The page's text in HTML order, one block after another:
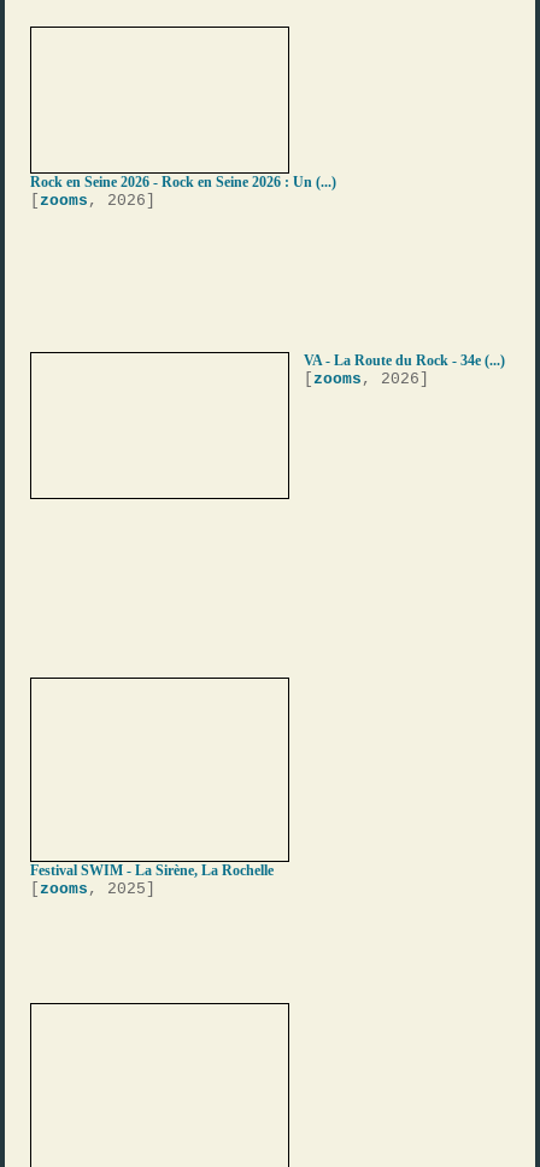
Rock en Seine 2026 - Rock en Seine 2026 : Un (...)
[zooms , 2026]
VA - La Route du Rock - 34e (...)
[zooms , 2026]
Festival SWIM - La Sirène, La Rochelle
[zooms , 2025]